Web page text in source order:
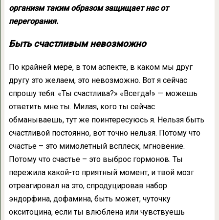
организм таким образом защищает нас от
перегорания.
Быть счастливым невозможно
По крайней мере, в том аспекте, в каком мы друг
другу это желаем, это невозможно. Вот я сейчас
спрошу тебя: «Ты счастлива?» «Всегда!» — можешь
ответить мне ты. Милая, кого ты сейчас
обманываешь, тут же поинтересуюсь я. Нельзя быть
счастливой постоянно, вот точно нельзя. Потому что
счастье – это мимолетный всплеск, мгновение.
Потому что счастье – это выброс гормонов. Ты
пережила какой-то приятный момент, и твой мозг
отреагировал на это, спродуцировав набор
эндорфина, дофамина, быть может, чуточку
окситоцина, если ты влюблена или чувствуешь